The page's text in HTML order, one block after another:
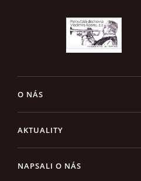
O NÁS
AKTUALITY
NAPSALI O NÁS